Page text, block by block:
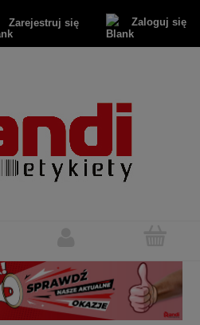
Zarejestruj się Zaloguj się